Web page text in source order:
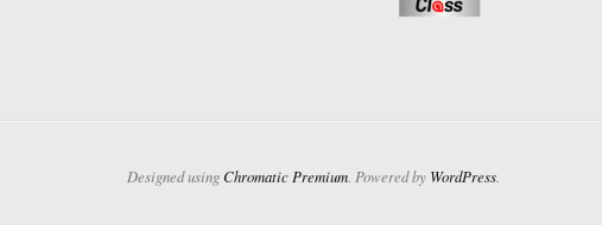
Designed usingChromatic Premium . Powered by WordPress